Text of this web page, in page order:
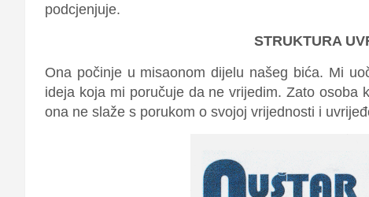
podcjenjuje.
STRUKTURA
Ona počinje u misaonom dijelu našeg bića. Mi
ideja koja mi poručuje da ne vrijedim. Zato osoba
ona ne slaže s porukom o svojoj vrijednosti i